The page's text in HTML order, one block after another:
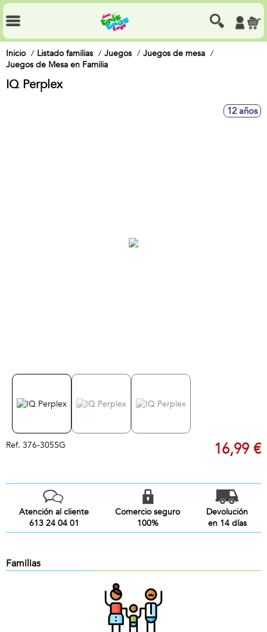
Inicio Listado familias Juegos
Juegos de mesa
Juegos de Mesa en Familia
IQ Perplex
12 años
Ref. 376-305SG 16,99 €
Atención al cliente
613 24 04 01
Comercio seguro
100%
Devolución
en 14 días
Familias